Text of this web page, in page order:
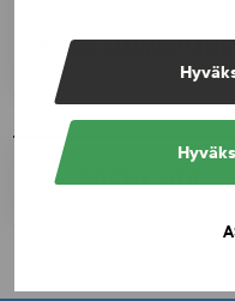
KATSO
TULOSTA SIVU